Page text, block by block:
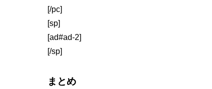
[/pc]
[sp]
[ad#ad-2]
[/sp]
まとめ